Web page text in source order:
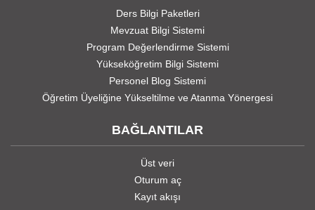
Ders Bilgi Paketleri
Mevzuat Bilgi Sistemi
Program Değerlendirme Sistemi
Yükseköğretim Bilgi Sistemi
Personel Blog Sistemi
Öğretim Üyeliğine Yükseltilme ve Atanma Yönergesi
BAĞLANTILAR
Üst veri
Oturum aç
Kayıt akışı